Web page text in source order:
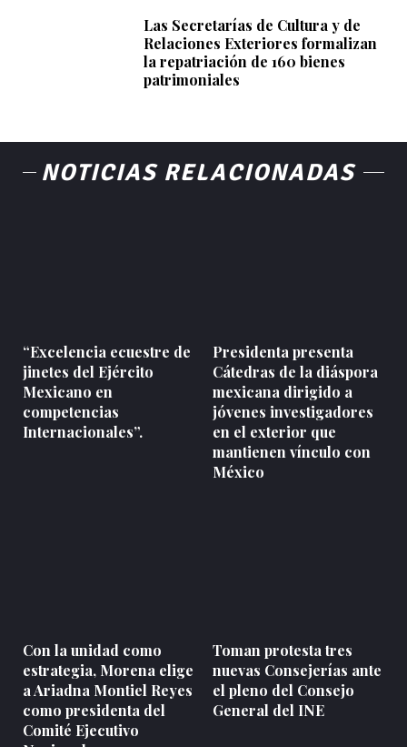
Las Secretarías de Cultura y de
Relaciones Exteriores formalizan
la repatriación de 160 bienes
patrimoniales
NOTICIAS RELACIONADAS
“Excelencia ecuestre de
jinetes del Ejército
Mexicano en
competencias
Internacionales”.
Presidenta presenta
Cátedras de la diáspora
mexicana dirigido a
jóvenes investigadores
en el exterior que
mantienen vínculo con
México
Con la unidad como
estrategia, Morena elige
a Ariadna Montiel Reyes
como presidenta del
Comité Ejecutivo
Toman protesta tres
nuevas Consejerías ante
el pleno del Consejo
General del INE